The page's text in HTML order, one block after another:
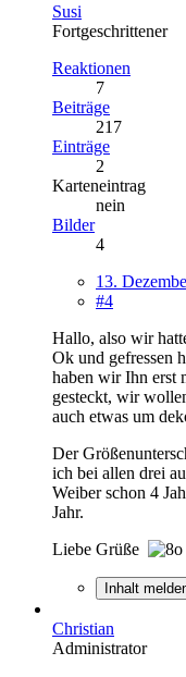
Susi
Fortgeschrittener
Reaktionen
7
Beiträge
217
Einträge
2
Karteneintrag
nein
Bilder
4
13.
#4
Hallo, also wir
Ok und gefressen
haben wir Ihn erst
gesteckt, wir
auch etwas um
Der
ich bei allen drei
Weiber schon 4
Jahr.
Liebe Grüße
Inhalt
Christian
Administrator